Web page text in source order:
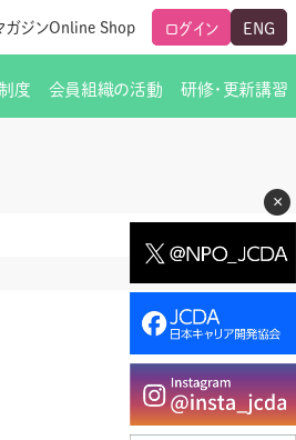
×
ガジンOnline Shop ログイン ENG
人生すごろく金の糸
度 会員組織の活動
研究会・啓発交流会の活動報告
研修・更新講習
必要書類ダウンロード（ピアトレ）